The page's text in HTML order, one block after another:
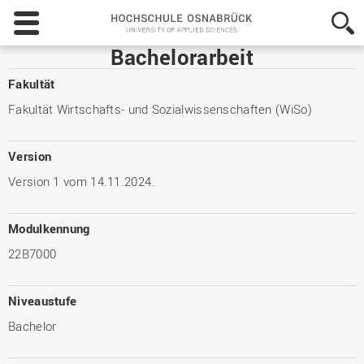
Hochschule
Osnabrück
-
University
Sciences
Bachelorarbeit
Fakultät
Fakultät Wirtschafts- und Sozialwissenschaften (WiSo)
Version
Version 1 vom 14.11.2024.
Modulkennung
22B7000
Niveaustufe
Bachelor